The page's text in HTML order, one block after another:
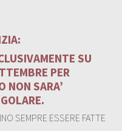
SU
PER
NON SARA’
SEMPRE ESSERE FATTE